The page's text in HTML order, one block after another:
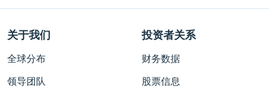
关于我们
全球分布
领导团队
投资者关系
财务数据
股票信息